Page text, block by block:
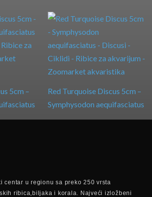
5cm –
Red Turquoise Discus 5cm –
Symphysodon aequifasciatus
centar u regionu sa preko 250 vrsta
ribica,biljaka i korala. Najveći izložbeni